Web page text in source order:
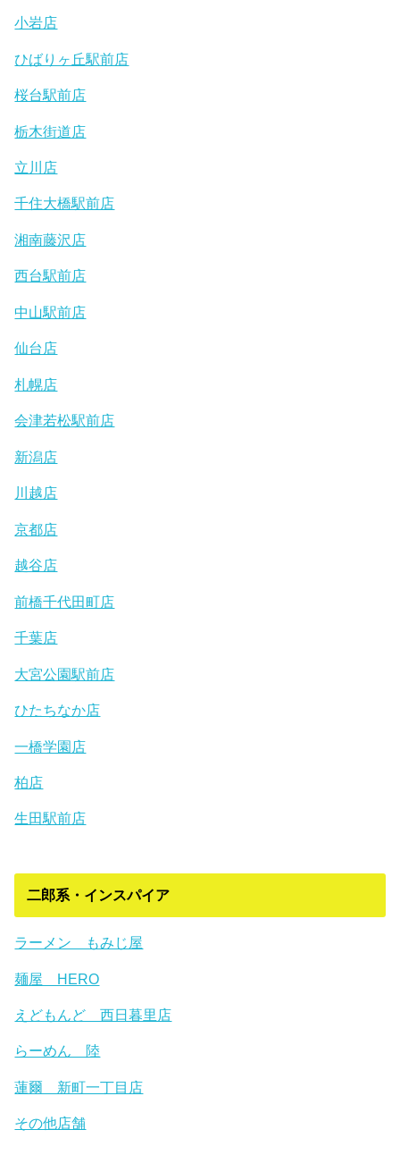
小岩店
ひばりヶ丘駅前店
桜台駅前店
栃木街道店
立川店
千住大橋駅前店
湘南藤沢店
西台駅前店
中山駅前店
仙台店
札幌店
会津若松駅前店
新潟店
川越店
京都店
越谷店
前橋千代田町店
千葉店
大宮公園駅前店
ひたちなか店
一橋学園店
柏店
生田駅前店
二郎系・インスパイア
ラーメン もみじ屋
麺屋 HERO
えどもんど 西日暮里店
らーめん 陸
蓮爾 新町一丁目店
その他店舗